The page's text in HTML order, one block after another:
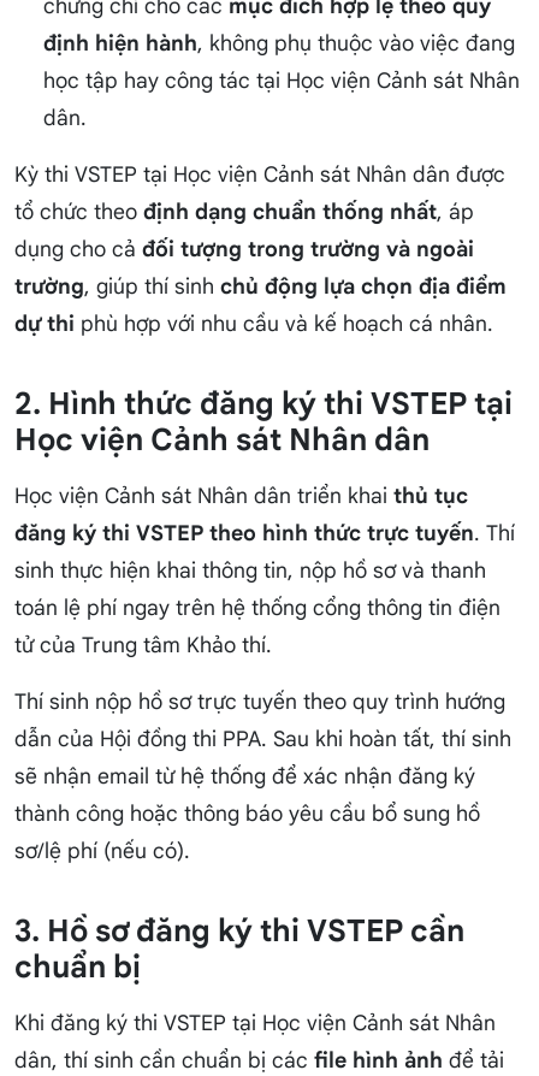
chứng chỉ cho các mục đích hợp lệ theo quy
định hiện hành, không phụ thuộc vào việc đang
học tập hay công tác tại Học viện Cảnh sát Nhân
dân.
Kỳ thi VSTEP tại Học viện Cảnh sát Nhân dân được
tổ chức theo định dạng chuẩn thống nhất, áp
dụng cho cả đối tượng trong trường và ngoài
trường, giúp thí sinh chủ động lựa chọn địa điểm
dự thi phù hợp với nhu cầu và kế hoạch cá nhân.
2. Hình thức đăng ký thi VSTEP tại
Học viện Cảnh sát Nhân dân
Học viện Cảnh sát Nhân dân triển khai thủ tục
đăng ký thi VSTEP theo hình thức trực tuyến. Thí
sinh thực hiện khai thông tin, nộp hồ sơ và thanh
toán lệ phí ngay trên hệ thống cổng thông tin điện
tử của Trung tâm Khảo thí.
Thí sinh nộp hồ sơ trực tuyến theo quy trình hướng
dẫn của Hội đồng thi PPA. Sau khi hoàn tất, thí sinh
sẽ nhận email từ hệ thống để xác nhận đăng ký
thành công hoặc thông báo yêu cầu bổ sung hồ
sơ/lệ phí (nếu có).
3. Hồ sơ đăng ký thi VSTEP cần
chuẩn bị
Khi đăng ký thi VSTEP tại Học viện Cảnh sát Nhân
dân, thí sinh cần chuẩn bị các file hình ảnh để tải